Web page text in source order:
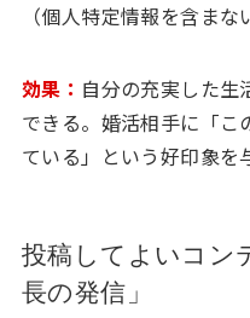
（個人特定情報を含まな
効果： 自分の充実した生
できる。婚活相手に「こ
ている」という好印象を
投稿してよいコン
長の発信」